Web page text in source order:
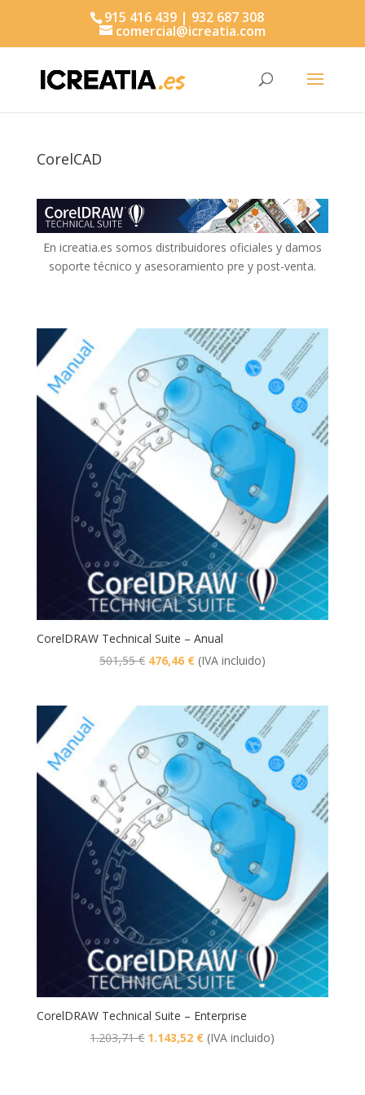
915 416 439 | 932 687 308
comercial@icreatia.com
CorelCAD
En icreatia.es somos distribuidores oficiales y damos
soporte técnico y asesoramiento pre y post-venta.
CorelDRAW Technical Suite – Anual
501,55€ El
original
501,55 €.
476,46 €El
actual
es:
476,46 €.
(IVA incluido)
CorelDRAW Technical Suite – Enterprise
1.203,71€ El
1.143,52 €El(IVA incluido)